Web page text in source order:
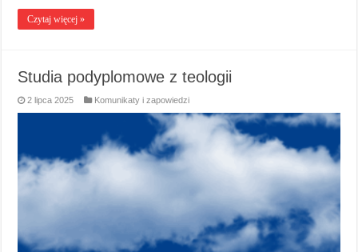
Czytaj więcej »
Studia podyplomowe z teologii
2 lipca 2025 Komunikaty i zapowiedzi